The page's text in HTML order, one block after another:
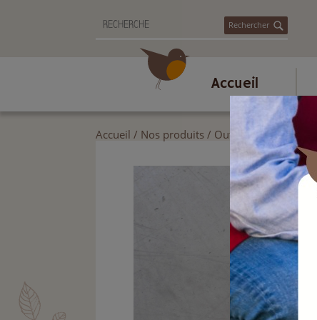
Rechercher
Accueil
Accueil / Nos produits / Outils de jardin/